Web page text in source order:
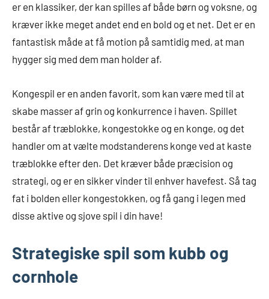
er en klassiker, der kan spilles af både børn og voksne, og
kræver ikke meget andet end en bold og et net. Det er en
fantastisk måde at få motion på samtidig med, at man
hygger sig med dem man holder af.
Kongespil er en anden favorit, som kan være med til at
skabe masser af grin og konkurrence i haven. Spillet
består af træblokke, kongestokke og en konge, og det
handler om at vælte modstanderens konge ved at kaste
træblokke efter den. Det kræver både præcision og
strategi, og er en sikker vinder til enhver havefest. Så tag
fat i bolden eller kongestokken, og få gang i legen med
disse aktive og sjove spil i din have!
Strategiske spil som kubb og
cornhole